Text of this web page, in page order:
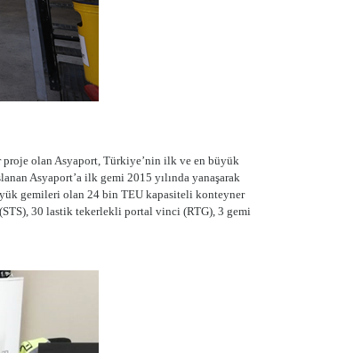
proje olan Asyaport, Türkiye’nin ilk ve en büyük
Asyaport’a ilk gemi 2015 yılında yanaşarak
gemileri olan 24 bin TEU kapasiteli konteyner
30 lastik tekerlekli portal vinci (RTG), 3 gemi